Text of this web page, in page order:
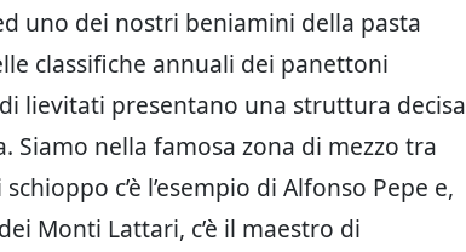
uno dei nostri beniamini della pasta
classifiche annuali dei panettoni
lievitati presentano una struttura decisa
Siamo nella famosa zona di mezzo tra
c’è l’esempio di Alfonso Pepe e,
Monti Lattari, c’è il maestro di